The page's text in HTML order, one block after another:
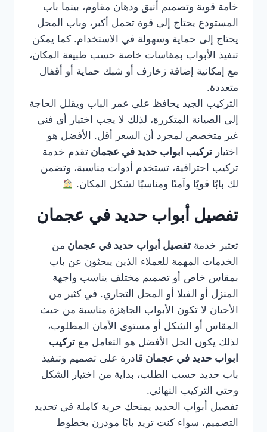
خامة قوية وتصميم أنيق ودهان مقاوم، بينما باب
المستودع يحتاج إلى قوة تحمل أكبر، وباب المحل
يحتاج إلى حماية وسهولة في الاستخدام. كما يمكن
تنفيذ الأبواب بمقاسات خاصة حسب طبيعة المكان،
مع إمكانية إضافة زخارف أو شبك حماية أو أقفال
متعددة.
التركيب الجيد يحافظ على عمر الباب ويقلل الحاجة
إلى الصيانة المتكررة، لذلك لا يجب اختيار أي فني
غير متخصص لمجرد أن السعر أقل. الأفضل هو
اختيار تركيب ابواب حديد في عجمان تقدم خدمة
تركيب احترافية، تستخدم أدوات مناسبة، وتضمن
لك بابًا قويًا وآمنًا ومناسبًا لشكل المكان.
تفصيل أبواب حديد في عجمان
تعتبر خدمة تفصيل أبواب حديد في عجمان من
الخدمات المهمة للعملاء الذين يبحثون عن باب
بمقاس خاص أو تصميم مختلف يناسب واجهة
المنزل أو الفيلا أو المحل التجاري. في كثير من
الأحيان لا تكون الأبواب الجاهزة مناسبة من حيث
المقاس أو الشكل أو مستوى الأمان المطلوب،
لذلك يكون الحل الأفضل هو التعامل مع تركيب
ابواب حديد في عجمان قادرة على تصميم وتنفيذ
باب حديد حسب الطلب، بداية من اختيار الشكل
وحتى التركيب النهائي.
تفصيل أبواب الحديد يمنحك حرية كاملة في تحديد
التصميم، سواء كنت تريد بابًا مودرن بخطوط